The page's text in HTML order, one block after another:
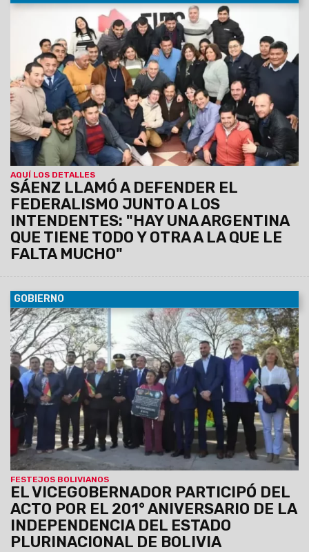
AQUÍ LOS DETALLES
SÁENZ LLAMÓ A DEFENDER EL
FEDERALISMO JUNTO A LOS
INTENDENTES: "HAY UNA ARGENTINA
QUE TIENE TODO Y OTRA A LA QUE LE
FALTA MUCHO"
30/06/2029
Al participar de la Asamblea del Foro de
intendentes donde se ratificó la conducción de Marcelo
Moisés y Efraín Orosco, el Gobernador destacó el orden
financiero de Salta pese a la deuda heredada y el escenario
nacional. Aseguró que Gobierno provincial y los intendentes
forman un mismo equipo, unidos por la gente.
GOBIERNO
FESTEJOS BOLIVIANOS
EL VICEGOBERNADOR PARTICIPÓ DEL
ACTO POR EL 201° ANIVERSARIO DE LA
INDEPENDENCIA DEL ESTADO
PLURINACIONAL DE BOLIVIA
07/08/2026 Antonio Marocco acompañó la
conmemoración del Consulado de Bolivia en Salta, donde se
destacó la histórica hermandad entre ambos pueblos y el
aporte de la comunidad boliviana al desarrollo de la provincia.